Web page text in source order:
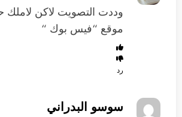
وددت التصويت لاكن
موقع “فيس بوك “
رد
سوسو البدراني